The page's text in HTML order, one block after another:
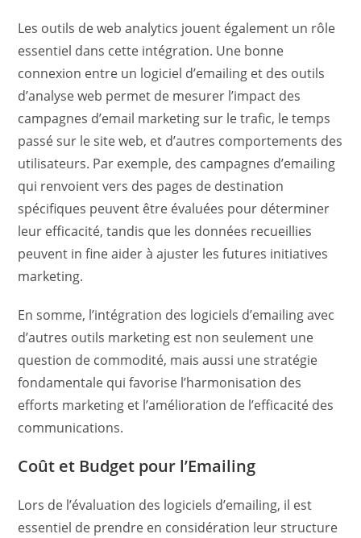
Les outils de web analytics jouent également un rôle
essentiel dans cette intégration. Une bonne
connexion entre un logiciel d’emailing et des outils
d’analyse web permet de mesurer l’impact des
campagnes d’email marketing sur le trafic, le temps
passé sur le site web, et d’autres comportements des
utilisateurs. Par exemple, des campagnes d’emailing
qui renvoient vers des pages de destination
spécifiques peuvent être évaluées pour déterminer
leur efficacité, tandis que les données recueillies
peuvent in fine aider à ajuster les futures initiatives
marketing.
En somme, l’intégration des logiciels d’emailing avec
d’autres outils marketing est non seulement une
question de commodité, mais aussi une stratégie
fondamentale qui favorise l’harmonisation des
efforts marketing et l’amélioration de l’efficacité des
communications.
Coût et Budget pour l’Emailing
Lors de l’évaluation des logiciels d’emailing, il est
essentiel de prendre en considération leur structure